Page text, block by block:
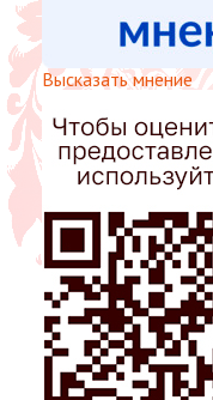
Высказать мнение